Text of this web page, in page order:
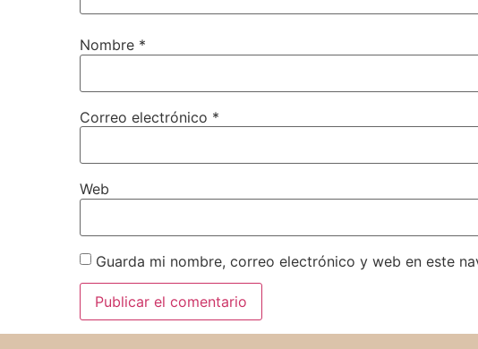
Nombre *
Correo electrónico *
Web
Guarda mi nombre, correo electrónico y web en este